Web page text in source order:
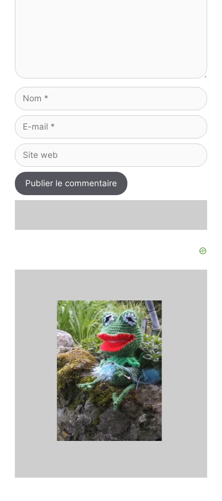
Nom
E-
mail
Site
web